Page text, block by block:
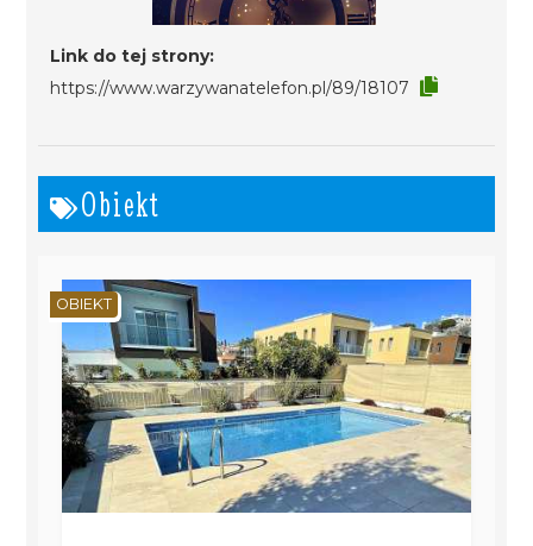
Link do tej strony:
https://www.warzywanatelefon.pl/89/18107
Obiekt
OBIEKT